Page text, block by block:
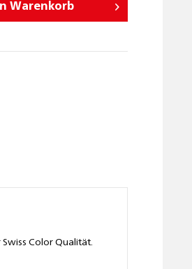
Warenkorb
Color Qualität.